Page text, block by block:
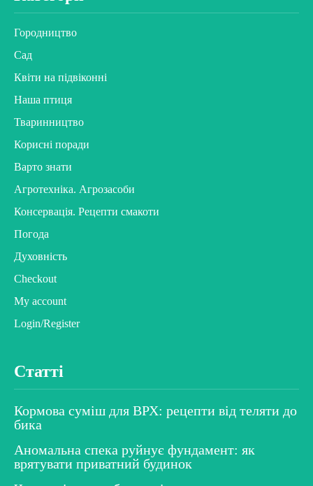
Городництво
Сад
Квіти на підвіконні
Наша птиця
Тваринництво
Корисні поради
Варто знати
Агротехніка. Агрозасоби
Консервація. Рецепти смакоти
Погода
Духовність
Checkout
My account
Login/Register
Статті
Кормова суміш для ВРХ: рецепти від теляти до
бика
Аномальна спека руйнує фундамент: як
врятувати приватний будинок